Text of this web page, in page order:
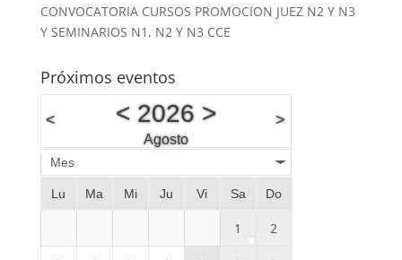
CONVOCATORIA CURSOS PROMOCION JUEZ N2 Y N3
Y SEMINARIOS N1, N2 Y N3 CCE
Próximos eventos
< < 2026>
Agosto
>
Mes
Lu Ma Mi Ju Vi Sa Do
1 2